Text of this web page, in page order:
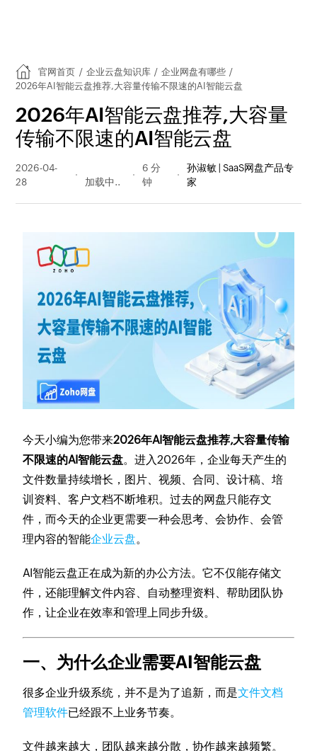
官网首页 / 企业云盘知识库 / 企业网盘有哪些 /
2026年AI智能云盘推荐,大容量传输不限速的AI智能云盘
2026年AI智能云盘推荐,大容量
传输不限速的AI智能云盘
2026-04-
28
量
6 分
钟
孙淑敏 | SaaS网盘产品专
家
今天小编为您带来2026年AI智能云盘推荐,大容量传输
不限速的AI智能云盘。进入2026年，企业每天产生的
文件数量持续增长，图片、视频、合同、设计稿、培
训资料、客户文档不断堆积。过去的网盘只能存文
件，而今天的企业更需要一种会思考、会协作、会管
理内容的智能企业云盘。
AI智能云盘正在成为新的办公方法。它不仅能存储文
件，还能理解文件内容、自动整理资料、帮助团队协
作，让企业在效率和管理上同步升级。
一、为什么企业需要AI智能云盘
很多企业升级系统，并不是为了追新，而是文件文档
管理软件已经跟不上业务节奏。
文件越来越大，团队越来越分散，协作越来越频繁。